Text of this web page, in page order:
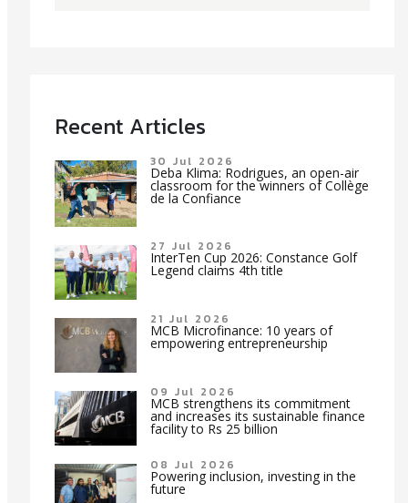
Recent Articles
30 Jul 2026
Deba Klima: Rodrigues, an open-air
classroom for the winners of Collège
de la Confiance
27 Jul 2026
InterTen Cup 2026: Constance Golf
Legend claims 4th title
21 Jul 2026
MCB Microfinance: 10 years of
empowering entrepreneurship
09 Jul 2026
MCB strengthens its commitment
and increases its sustainable finance
facility to Rs 25 billion
08 Jul 2026
Powering inclusion, investing in the
future